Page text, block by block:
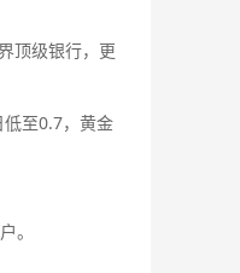
顶级银行，更
至0.7，黄金
。